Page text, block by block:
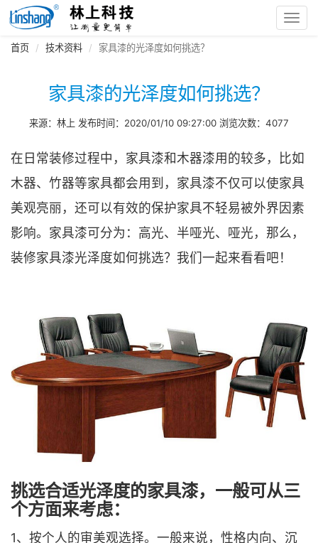
首页 技术资料 家具漆的光泽度如何挑选？
家具漆的光泽度如何挑选？
来源：林上 发布时间：2020/01/10 09:27:00 浏览次数：4077
在日常装修过程中，家具漆和木器漆用的较多，比如
木器、竹器等家具都会用到，家具漆不仅可以使家具
美观亮丽，还可以有效的保护家具不轻易被外界因素
影响。家具漆可分为：高光、半哑光、哑光，那么，
装修家具漆光泽度如何挑选？我们一起来看看吧！
挑选合适光泽度的家具漆，一般可从三
个方面来考虑：
1、按个人的审美观选择。一般来说，性格内向、沉